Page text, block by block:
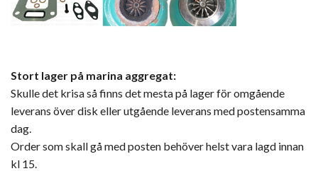
Stort lager på marina aggregat:
Skulle det krisa så finns det mesta på lager för omgående
leverans över disk eller utgående leverans med postensamma
dag.
Order som skall gå med posten behöver helst vara lagd innan
kl 15.